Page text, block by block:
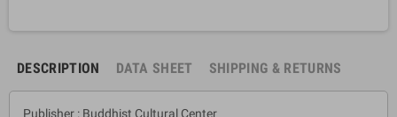
DESCRIPTION DATA SHEET SHIPPING & RETURNS
Publisher : Buddhist Cultural Center